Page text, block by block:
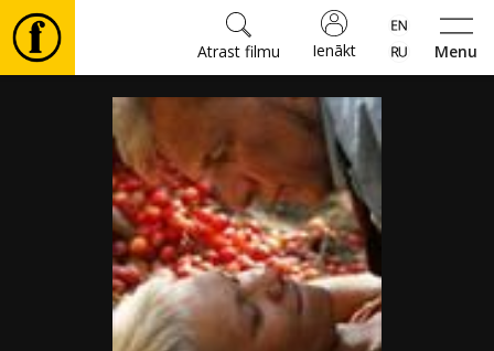
Menu
Ienākt
Atrast filmu
Biļetes
Kultūra